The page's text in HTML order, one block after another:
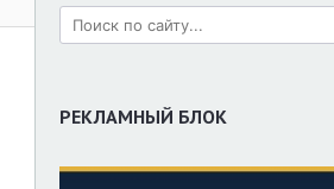
РЕКЛАМНЫЙ БЛОК